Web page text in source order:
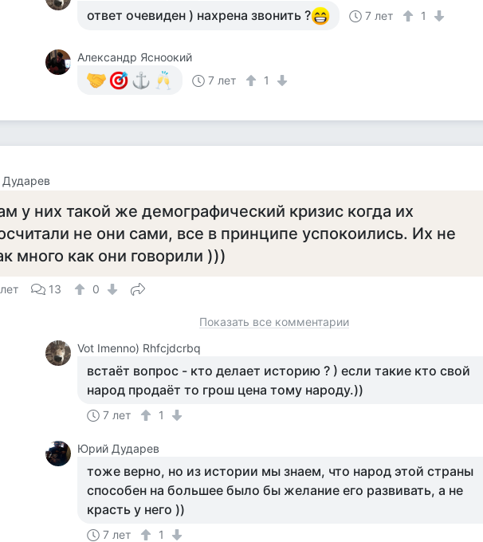
ответ очевиден ) нахрена звонить ? 7 лет 1
Александр Ясноокий
7 лет
1
у них такой же демографический кризис когда их
не они сами, все в принципе успокоились. Их не
много как они говорили )))
13 0
Показать все комментарии
Vot Imenno) Rhfcjdcrbq
встаёт вопрос - кто делает историю ? ) если такие кто свой
народ продаёт то грош цена тому народу.))
7 лет 1
Юрий Дударев
тоже верно, но из истории мы знаем, что народ этой страны
способен на большее было бы желание его развивать, а не
красть у него ))
7 лет 1